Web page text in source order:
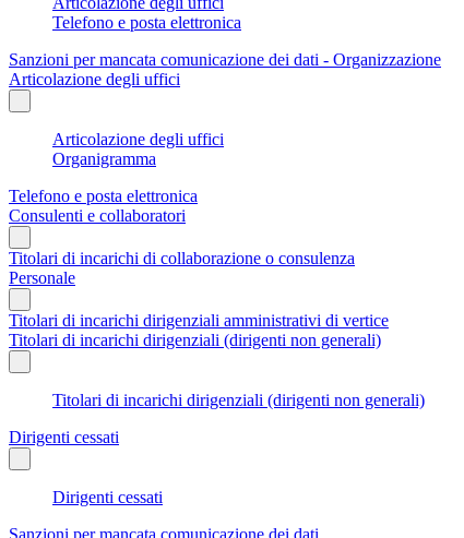
Telefono e posta elettronica
Sanzioni per mancata comunicazione dei dati - Organizzazione
Articolazione degli uffici
Articolazione degli uffici
Organigramma
Telefono e posta elettronica
Consulenti e collaboratori
Titolari di incarichi di collaborazione o consulenza
Personale
Titolari di incarichi dirigenziali amministrativi di vertice
Titolari di incarichi dirigenziali (dirigenti non generali)
Titolari di incarichi dirigenziali (dirigenti non generali)
Dirigenti cessati
Dirigenti cessati
Sanzioni per mancata comunicazione dei dati